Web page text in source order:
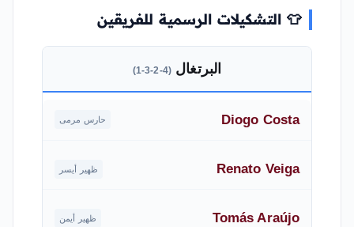
👕 التشكيلات الرسمية للفريقين
البرتغال(4-2-3-1)
Diogo Costa حارس مرمى
Renato Veiga ظهير أيسر
Tomás Araújo ظهير أيمن